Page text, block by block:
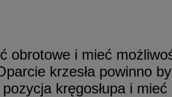
obrotowe i mieć
krzesła powinno
kręgosłupa i